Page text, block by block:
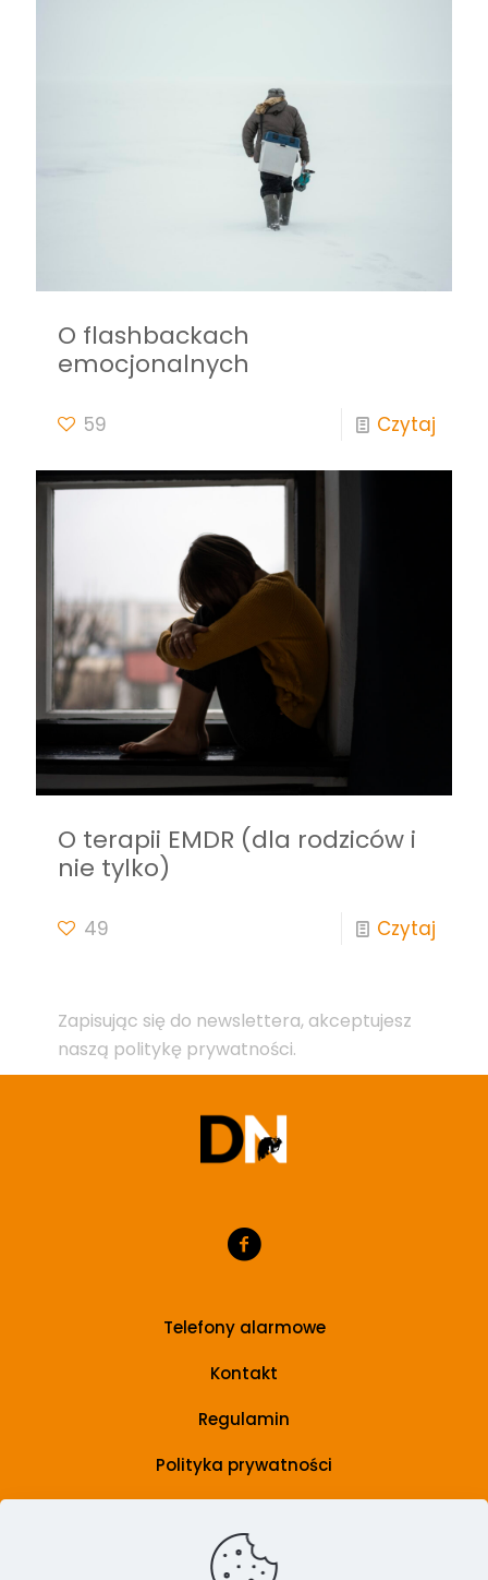
O flashbackach
emocjonalnych
59 Czytaj
O terapii EMDR (dla rodziców i
nie tylko)
49 Czytaj
Zapisując się do newslettera, akceptujesz
naszą politykę prywatności.
Telefony alarmowe
Kontakt
Regulamin
Polityka prywatności
Grupa wsparcia